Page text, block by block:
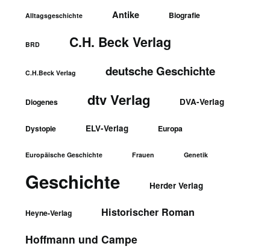
Alltagsgeschichte Antike Biografie
BRD C.H. Beck Verlag
C.H.Beck Verlag deutsche Geschichte
Diogenes dtv Verlag DVA-Verlag
Dystopie ELV-Verlag Europa
Europäische Geschichte Frauen Genetik
Geschichte Herder Verlag
Heyne-Verlag Historischer Roman
Hoffmann und Campe